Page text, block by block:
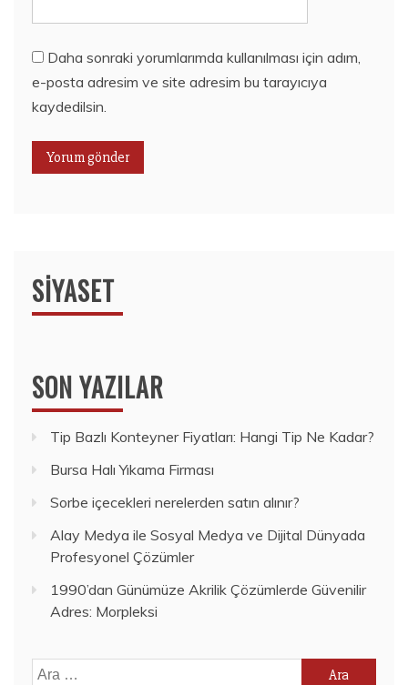
Daha sonraki yorumlarımda kullanılması için adım,
e-posta adresim ve site adresim bu tarayıcıya
kaydedilsin.
SIYASET
SON YAZILAR
Tip Bazlı Konteyner Fiyatları: Hangi Tip Ne Kadar?
Bursa Halı Yıkama Firması
Sorbe içecekleri nerelerden satın alınır?
Alay Medya ile Sosyal Medya ve Dijital Dünyada
Profesyonel Çözümler
1990’dan Günümüze Akrilik Çözümlerde Güvenilir
Adres: Morpleksi
Arama: